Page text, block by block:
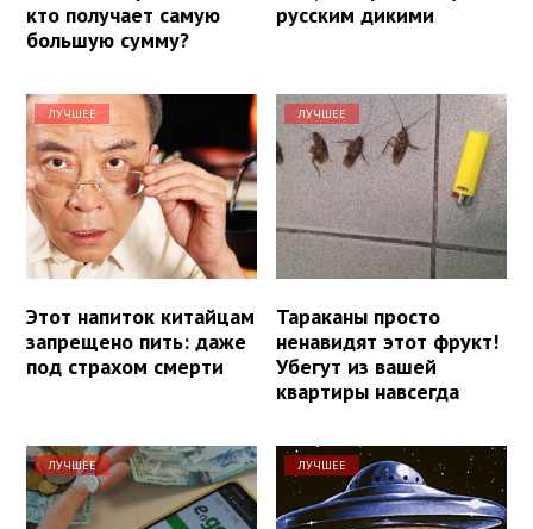
кто получает самую
большую сумму?
русским дикими
ЛУЧШЕЕ
Этот напиток китайцам
запрещено пить: даже
под страхом смерти
ЛУЧШЕЕ
Тараканы просто
ненавидят этот фрукт!
Убегут из вашей
квартиры навсегда
ЛУЧШЕЕ ЛУЧШЕЕ